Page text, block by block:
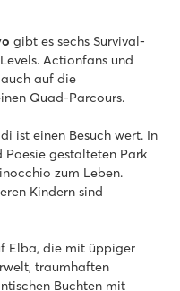
gibt es sechs Survival-
Actionfans und
auf die
Quad-Parcours.
ist einen Besuch wert. In
gestalteten Park
zum Leben.
Kindern sind
Elba, die mit üppiger
traumhaften
Buchten mit